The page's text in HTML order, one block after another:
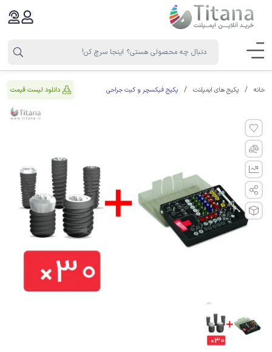
خانه پکیج های ایمپلنت پکیج فیکسچر و کیت جراحی دانلود لیست قیمت